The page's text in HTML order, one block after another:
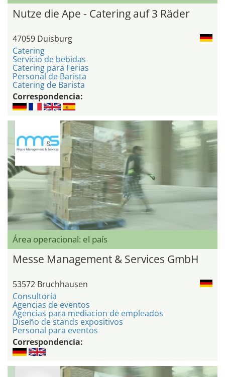
Nutze die Ape - Catering auf 3 Räder
47059 Duisburg
Catering
Servicio de bebidas
Catering para Ferias
Personal de Barista
Catering de Barista
Correspondencia:
Área operacional: el país
Messe Management & Services GmbH
53572 Bruchhausen
Consultoría
Agencias de eventos
Agencias para mediacion de empleados
Diseño de stands expositivos
Personal para eventos
Correspondencia: